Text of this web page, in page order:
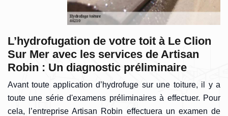
L’hydrofugation de votre toit à Le Clion
Sur Mer avec les services de Artisan
Robin : Un diagnostic préliminaire
Avant toute application d’hydrofuge sur une toiture, il y a
toute une série d'examens préliminaires à effectuer. Pour
cela, l’entreprise Artisan Robin effectuera un examen de